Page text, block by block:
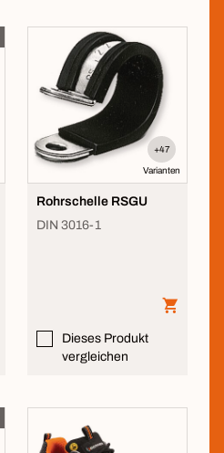
+47
Varianten
Rohrschelle RSGU
DIN 3016-1
Dieses Produkt
vergleichen